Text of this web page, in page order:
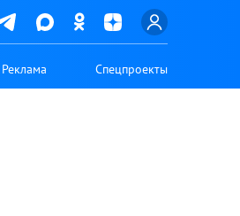
Реклама Спецпроекты